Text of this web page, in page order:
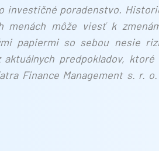
investičné poradenstvo.
menách môže viesť k
papiermi so sebou nesie
predpokladov,
Finance Management s. r.